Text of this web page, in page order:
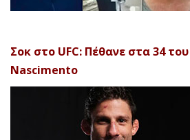
Σοκ στο UFC: Πέθανε στα 34
Nascimento